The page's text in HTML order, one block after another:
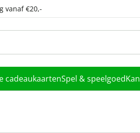
vanaf €20,-
cadeaukaartenSpel & speelgoed